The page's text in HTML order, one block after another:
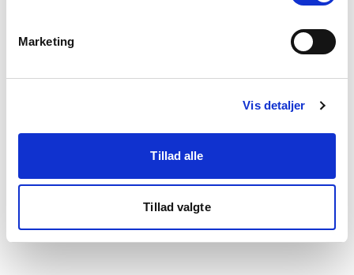
Marketing
Vis detaljer
Tillad alle
Tillad valgte